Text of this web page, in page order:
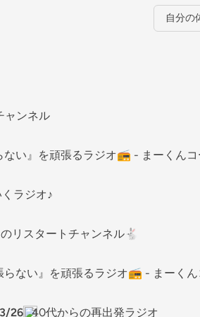
自分の
ャンネル
ない』を頑張るラジオ📻 - まーくん
ラジオ♪
リスタートチャンネル🐇
らない』を頑張るラジオ📻 - まーくん
26 40代からの再出発ラジオ